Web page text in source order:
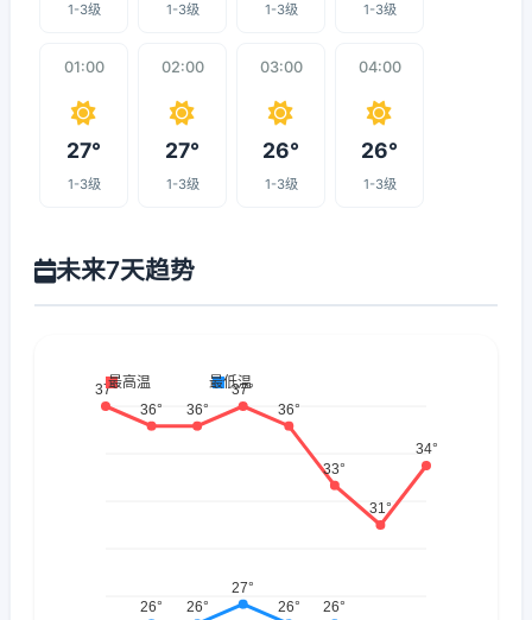
1-3级 1-3级 1-3级 1-3级
01:00
27°
1-3级
02:00
27°
1-3级
03:00
26°
1-3级
04:00
26°
1-3级
未来7天趋势